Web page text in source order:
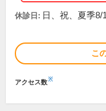
休診日: 日、祝、夏季8/
こ
アクセス数※